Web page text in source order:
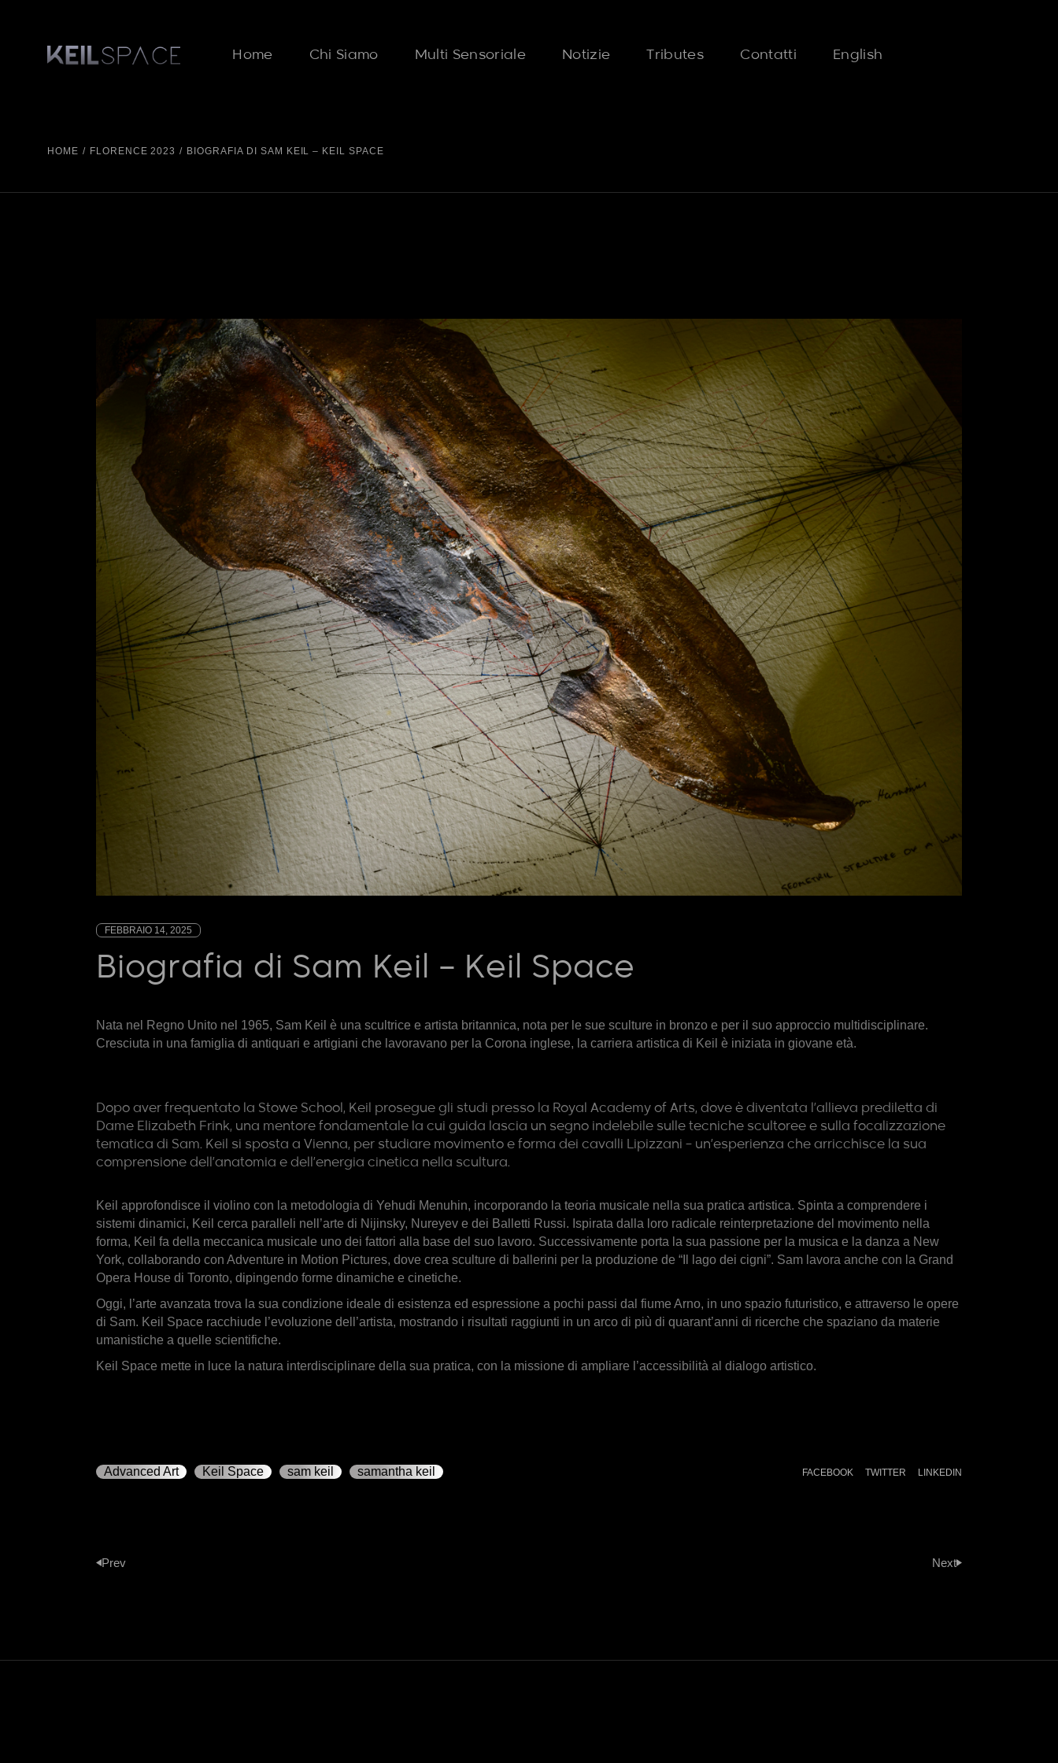
Home Chi Siamo Multi Sensoriale Notizie Tributes Contatti English
HOME FLORENCE 2023 BIOGRAFIA DI SAM KEIL – KEIL SPACE
FEBBRAIO 14, 2025
Biografia di Sam Keil – Keil Space
Nata nel Regno Unito nel 1965, Sam Keil è una scultrice e artista britannica, nota per le sue sculture in bronzo e per il suo approccio multidisciplinare.
Cresciuta in una famiglia di antiquari e artigiani che lavoravano per la Corona inglese, la carriera artistica di Keil è iniziata in giovane età.
Dopo aver frequentato la Stowe School, Keil prosegue gli studi presso la Royal Academy of Arts, dove è diventata l’allieva prediletta di
Dame Elizabeth Frink, una mentore fondamentale la cui guida lascia un segno indelebile sulle tecniche scultoree e sulla focalizzazione
tematica di Sam. Keil si sposta a Vienna, per studiare movimento e forma dei cavalli Lipizzani – un’esperienza che arricchisce la sua
comprensione dell’anatomia e dell’energia cinetica nella scultura.
Keil approfondisce il violino con la metodologia di Yehudi Menuhin, incorporando la teoria musicale nella sua pratica artistica. Spinta a comprendere i
sistemi dinamici, Keil cerca paralleli nell’arte di Nijinsky, Nureyev e dei Balletti Russi. Ispirata dalla loro radicale reinterpretazione del movimento nella
forma, Keil fa della meccanica musicale uno dei fattori alla base del suo lavoro. Successivamente porta la sua passione per la musica e la danza a New
York, collaborando con Adventure in Motion Pictures, dove crea sculture di ballerini per la produzione de “Il lago dei cigni”. Sam lavora anche con la Grand
Opera House di Toronto, dipingendo forme dinamiche e cinetiche.
Oggi, l’arte avanzata trova la sua condizione ideale di esistenza ed espressione a pochi passi dal fiume Arno, in uno spazio futuristico, e attraverso le opere
di Sam. Keil Space racchiude l’evoluzione dell’artista, mostrando i risultati raggiunti in un arco di più di quarant’anni di ricerche che spaziano da materie
umanistiche a quelle scientifiche.
Keil Space mette in luce la natura interdisciplinare della sua pratica, con la missione di ampliare l’accessibilità al dialogo artistico.
Advanced Art Keil Space sam keil samantha keil FACEBOOK TWITTER LINKEDIN
Prev Next